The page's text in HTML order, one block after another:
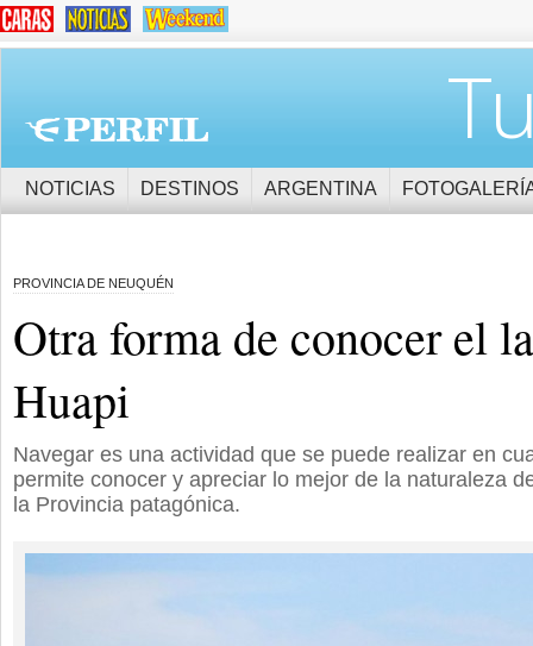
NOTICIAS DESTINOS ARGENTINA
PROVINCIA DE NEUQUÉN
Otra forma de conocer el
Huapi
Navegar es una actividad que se puede realizar en
permite conocer y apreciar lo mejor de la naturaleza
la Provincia patagónica.